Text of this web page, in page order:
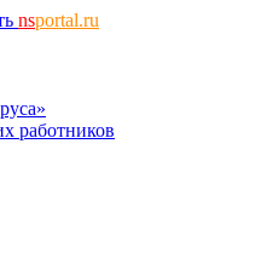
nsportal.ru
работников